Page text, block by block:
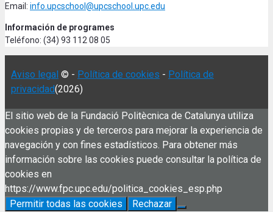
Email: info.upcschool@upcschool.upc.edu
Información de programes
Teléfono: (34) 93 112 08 05
Aviso legal © - Política de cookies - Política de
privacidad(2026)
El sitio web de la Fundació Politècnica de Catalunya utiliza
cookies propias y de terceros para mejorar la experiencia de
navegación y con fines estadísticos. Para obtener más
información sobre las cookies puede consultar la política de
cookies en
https://www.fpc.upc.edu/politica_cookies_esp.php
Permitir todas las cookies
Rechazar